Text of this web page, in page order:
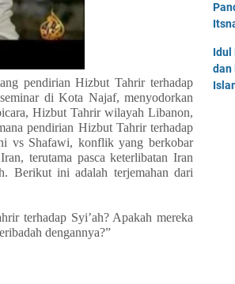
pendirian Hizbut Tahrir terhadap
di Kota Najaf, menyodorkan
Hizbut Tahrir wilayah Libanon,
pendirian Hizbut Tahrir terhadap
vs Shafawi, konflik yang berkobar
terutama pasca keterlibatan Iran
Berikut ini adalah terjemahan dari
terhadap Syi’ah? Apakah mereka
dengannya?”
Idul
dan